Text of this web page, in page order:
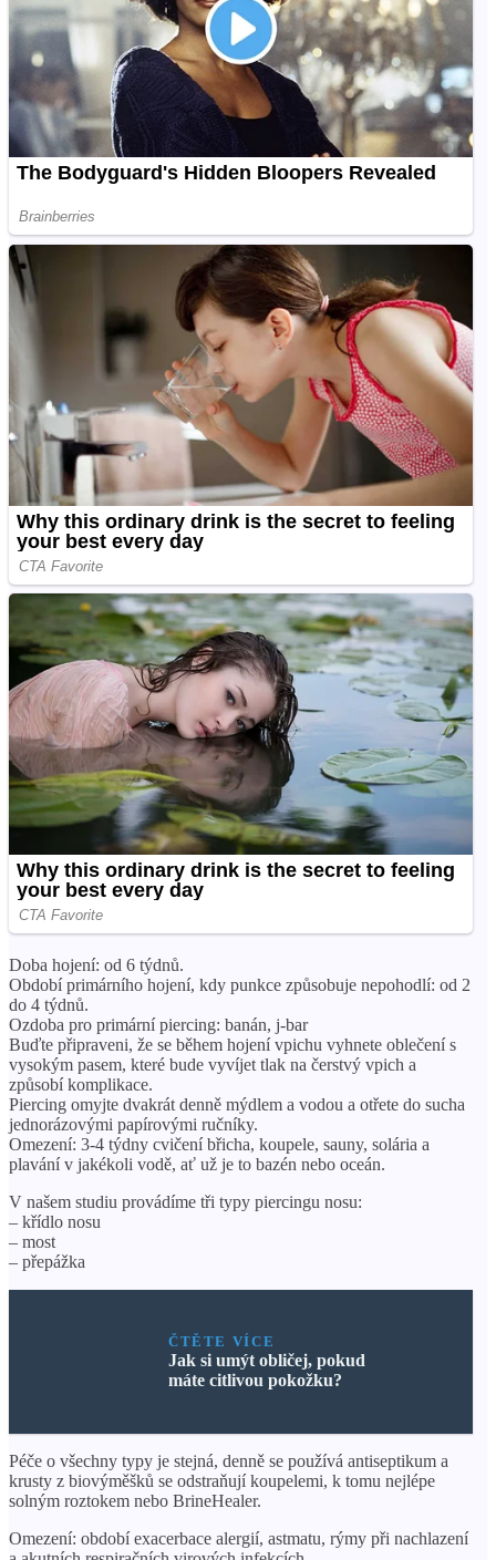
Doba hojení: od 6 týdnů.
Období primárního hojení, kdy punkce způsobuje nepohodlí: od 2
do 4 týdnů.
Ozdoba pro primární piercing: banán, j-bar
Buďte připraveni, že se během hojení vpichu vyhnete oblečení s
vysokým pasem, které bude vyvíjet tlak na čerstvý vpich a
způsobí komplikace.
Piercing omyjte dvakrát denně mýdlem a vodou a otřete do sucha
jednorázovými papírovými ručníky.
Omezení: 3-4 týdny cvičení břicha, koupele, sauny, solária a
plavání v jakékoli vodě, ať už je to bazén nebo oceán.
V našem studiu provádíme tři typy piercingu nosu:
– křídlo nosu
– most
– přepážka
ČTĚTE VÍCE
Jak si umýt obličej, pokud
máte citlivou pokožku?
Péče o všechny typy je stejná, denně se používá antiseptikum a
krusty z biovýměšků se odstraňují koupelemi, k tomu nejlépe
solným roztokem nebo BrineHealer.
Omezení: období exacerbace alergií, astmatu, rýmy při nachlazení